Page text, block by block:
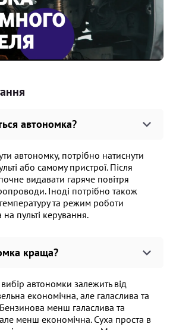
автономка?
автономку, потрібно натиснути
або самому пристрої. Після
видавати гаряче повітря
Іноді потрібно також
та режим роботи
на пульті керування.
краща?
автономки залежить від
економічна, але галаслива та
менш галаслива та
менш економічна. Суха проста в